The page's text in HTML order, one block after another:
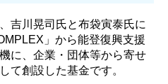
吉川晃司氏と布袋寅泰氏に
」から能登復興支援
に、企業・団体等から寄せ
て創設した基金です。